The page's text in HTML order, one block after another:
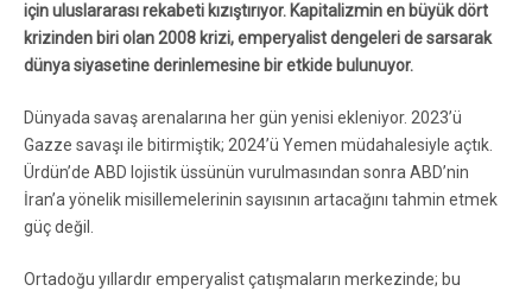
için uluslararası rekabeti kızıştırıyor. Kapitalizmin en büyük dört
krizinden biri olan 2008 krizi, emperyalist dengeleri de sarsarak
dünya siyasetine derinlemesine bir etkide bulunuyor.
Dünyada savaş arenalarına her gün yenisi ekleniyor. 2023’ü
Gazze savaşı ile bitirmiştik; 2024’ü Yemen müdahalesiyle açtık.
Ürdün’de ABD lojistik üssünün vurulmasından sonra ABD’nin
İran’a yönelik misillemelerinin sayısının artacağını tahmin etmek
güç değil.
Ortadoğu yıllardır emperyalist çatışmaların merkezinde; bu